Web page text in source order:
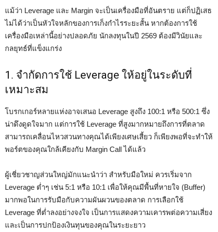
แม้ว่า Leverage และ Margin จะเป็นเครื่องมือที่อันตราย แต่ก็ปฏิเสธ
ไม่ได้ว่าเป็นหัวใจหลักของการเก็งกำไรระยะสั้น หากต้องการใช้
เครื่องมือเหล่านี้อย่างปลอดภัย นักลงทุนในปี 2569 ต้องมีวินัยและ
กลยุทธ์ที่แข็งแกร่ง
1. จำกัดการใช้ Leverage ให้อยู่ในระดับที่
เหมาะสม
โบรกเกอร์หลายแห่งอาจเสนอ Leverage สูงถึง 100:1 หรือ 500:1 ซึ่ง
น่าดึงดูดใจมาก แต่การใช้ Leverage ที่สูงมากหมายถึงการที่ตลาด
สามารถเคลื่อนไหวสวนทางคุณได้เพียงเศษเสี้ยว ก็เพียงพอที่จะทำให้
พอร์ตของคุณใกล้เคียงกับ Margin Call ได้แล้ว
ผู้เชี่ยวชาญส่วนใหญ่มักแนะนำว่า สำหรับมือใหม่ ควรเริ่มจาก
Leverage ต่ำๆ เช่น 5:1 หรือ 10:1 เพื่อให้คุณมีพื้นที่หายใจ (Buffer)
มากพอในการรับมือกับความผันผวนของตลาด การเลือกใช้
Leverage ที่ต่ำลงอย่างจงใจ เป็นการแสดงความเคารพต่อความเสี่ยง
และเป็นการปกป้องเงินทุนของคุณในระยะยาว